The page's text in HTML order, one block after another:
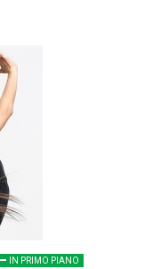
IN PRIMO PIANO